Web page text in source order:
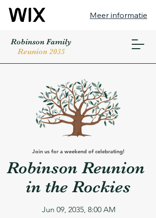
Meer informatie